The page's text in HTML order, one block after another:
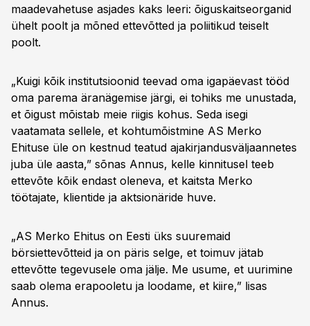
maadevahetuse asjades kaks leeri: õiguskaitseorganid
ühelt poolt ja mõned ettevõtted ja poliitikud teiselt
poolt.
„Kuigi kõik institutsioonid teevad oma igapäevast tööd
oma parema äranägemise järgi, ei tohiks me unustada,
et õigust mõistab meie riigis kohus. Seda isegi
vaatamata sellele, et kohtumõistmine AS Merko
Ehituse üle on kestnud teatud ajakirjandusväljaannetes
juba üle aasta,” sõnas Annus, kelle kinnitusel teeb
ettevõte kõik endast oleneva, et kaitsta Merko
töötajate, klientide ja aktsionäride huve.
„AS Merko Ehitus on Eesti üks suuremaid
börsiettevõtteid ja on päris selge, et toimuv jätab
ettevõtte tegevusele oma jälje. Me usume, et uurimine
saab olema erapooletu ja loodame, et kiire,” lisas
Annus.